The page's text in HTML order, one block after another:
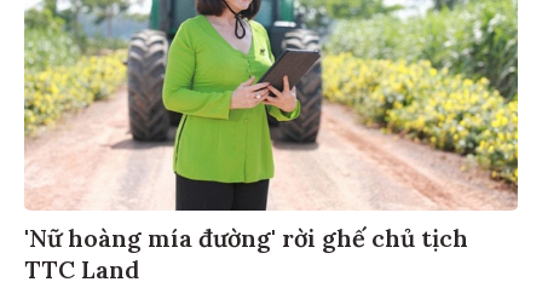
'Nữ hoàng mía đường' rời ghế chủ tịch
TTC Land